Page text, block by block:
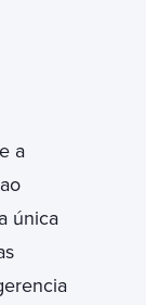
a
única